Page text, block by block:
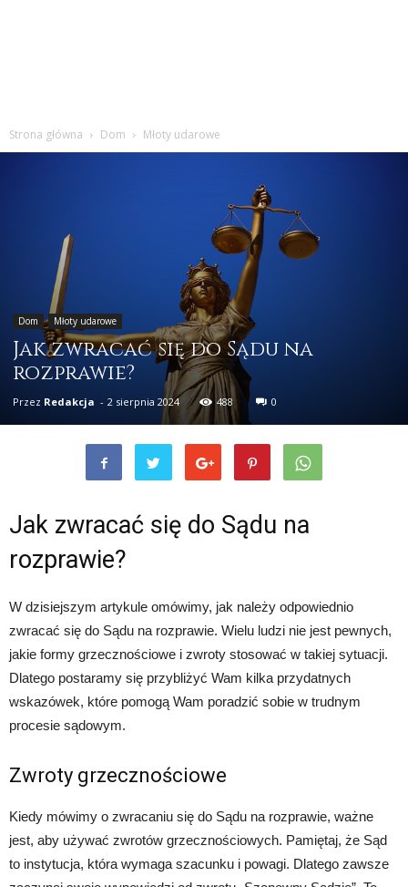
Strona główna Dom Młoty udarowe
Dom Młoty udarowe
Jak zwracać się do Sądu na
rozprawie?
Przez Redakcja - 2 sierpnia 2024 488 0
Jak zwracać się do Sądu na
rozprawie?
W dzisiejszym artykule omówimy, jak należy odpowiednio
zwracać się do Sądu na rozprawie. Wielu ludzi nie jest pewnych,
jakie formy grzecznościowe i zwroty stosować w takiej sytuacji.
Dlatego postaramy się przybliżyć Wam kilka przydatnych
wskazówek, które pomogą Wam poradzić sobie w trudnym
procesie sądowym.
Zwroty grzecznościowe
Kiedy mówimy o zwracaniu się do Sądu na rozprawie, ważne
jest, aby używać zwrotów grzecznościowych. Pamiętaj, że Sąd
to instytucja, która wymaga szacunku i powagi. Dlatego zawsze